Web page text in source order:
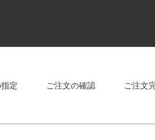
定 ご注文の確認 ご注文